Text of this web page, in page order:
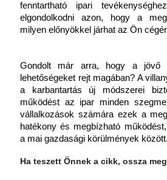
fenntartható ipari
elgondolkodni azon, hogy a
milyen előnyökkel járhat az Ön
Gondolt már arra, hogy a jövő
lehetőségeket rejt magában? A
a karbantartás új módszerei
működést az ipar minden
vállalkozások számára ezek a
hatékony és megbízható
a mai gazdasági körülmények között.
Ha teszett Önnek a cikk, ossza